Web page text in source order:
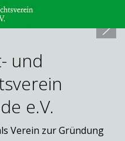
und
e.V.
Verein zur Gründung